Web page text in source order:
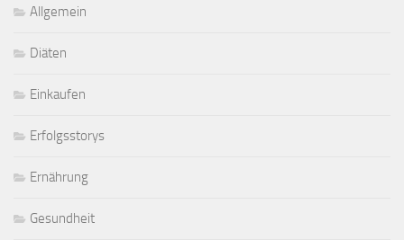
Allgemein
Diäten
Einkaufen
Erfolgsstorys
Ernährung
Gesundheit